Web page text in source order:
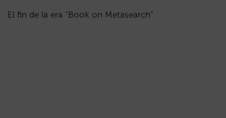
El fin de la era “Book on Metasearch”